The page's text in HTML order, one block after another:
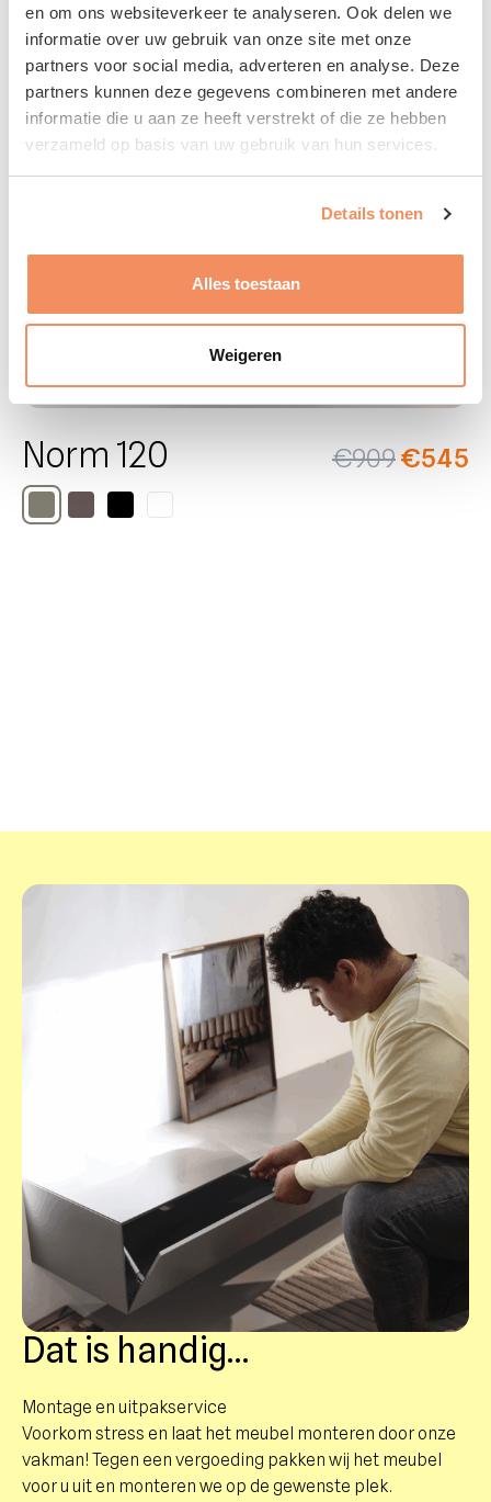
en om ons websiteverkeer te analyseren. Ook delen we
informatie over uw gebruik van onze site met onze
partners voor social media, adverteren en analyse. Deze
partners kunnen deze gegevens combineren met andere
informatie die u aan ze heeft verstrekt of die ze hebben
verzameld op basis van uw gebruik van hun services.
Details tonen
Alles toestaan
Weigeren
Musa 140 €1.160€
SALE
Norm 120 €909€545
Dat is handig…
Montage en uitpakservice
Voorkom stress en laat het meubel monteren door onze
vakman! Tegen een vergoeding pakken wij het meubel
voor u uit en monteren we op de gewenste plek.